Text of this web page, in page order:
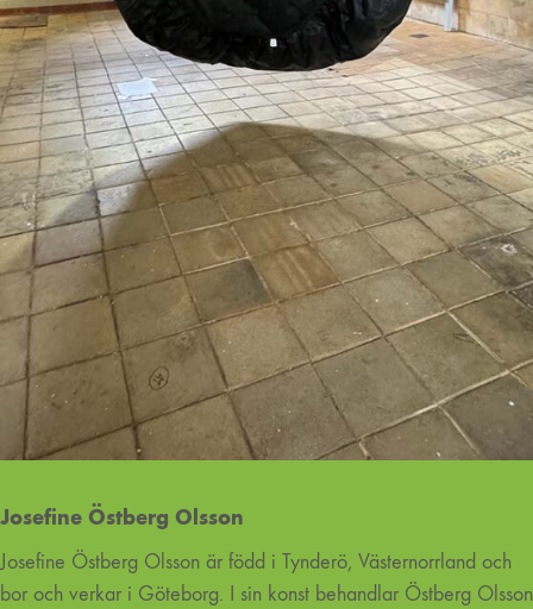
Josefine Östberg Olsson
Josefine Östberg Olsson är född i Tynderö, Västernorrland och
bor och verkar i Göteborg. I sin konst behandlar Östberg Olsson